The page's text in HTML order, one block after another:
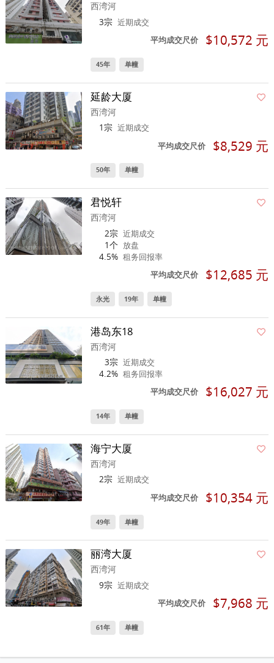
西湾河
3宗 近期成交
平均成交尺价 $10,572 元
45年 单幢
延龄大厦
西湾河
1宗 近期成交
平均成交尺价 $8,529 元
50年 单幢
君悦轩
西湾河
2宗 近期成交
1个 放盘
4.5% 租务回报率
平均成交尺价 $12,685 元
永光 19年 单幢
港岛东18
西湾河
3宗 近期成交
4.2% 租务回报率
平均成交尺价 $16,027 元
14年 单幢
海宁大厦
西湾河
2宗 近期成交
平均成交尺价 $10,354 元
49年 单幢
丽湾大厦
西湾河
9宗 近期成交
平均成交尺价 $7,968 元
61年 单幢